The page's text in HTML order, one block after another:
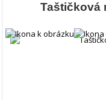
Taštičková